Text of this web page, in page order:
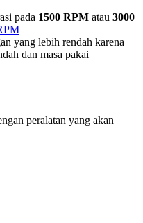
pada 1500 RPM atau 3000
yang lebih rendah karena
dan masa pakai
peralatan yang akan